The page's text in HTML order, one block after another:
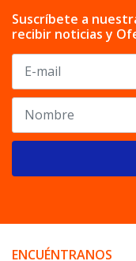
Suscríbete a
recibir noticias y
ENCUÉNTRANOS